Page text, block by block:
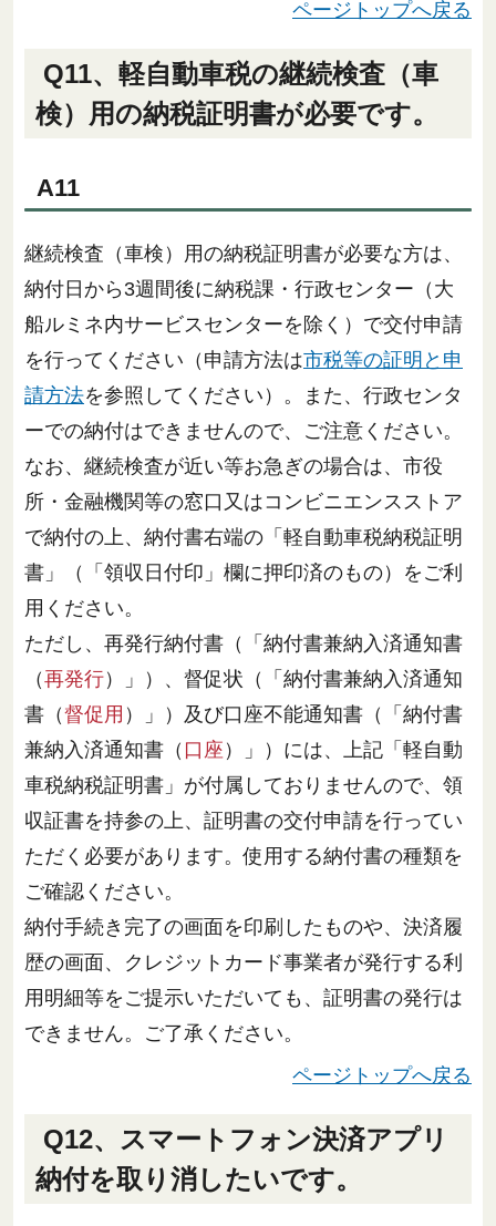
ページトップへ戻る
Q11、軽自動車税の継続検査（車
検）用の納税証明書が必要です。
A11
継続検査（車検）用の納税証明書が必要な方は、
納付日から3週間後に納税課・行政センター（大
船ルミネ内サービスセンターを除く）で交付申請
を行ってください（申請方法は市税等の証明と申
請方法を参照してください）。また、行政センタ
ーでの納付はできませんので、ご注意ください。
なお、継続検査が近い等お急ぎの場合は、市役
所・金融機関等の窓口又はコンビニエンスストア
で納付の上、納付書右端の「軽自動車税納税証明
書」（「領収日付印」欄に押印済のもの）をご利
用ください。
ただし、再発行納付書（「納付書兼納入済通知書
（再発行）」）、督促状（「納付書兼納入済通知
書（督促用 ）」）及び口座不能通知書（「納付書
兼納入済通知書（ 口座 ）」）には、上記「軽自動
車税納税証明書」が付属しておりませんので、領
収証書を持参の上、証明書の交付申請を行ってい
ただく必要があります。使用する納付書の種類を
ご確認ください。
納付手続き完了の画面を印刷したものや、決済履
歴の画面、クレジットカード事業者が発行する利
用明細等をご提示いただいても、証明書の発行は
できません。ご了承ください。
ページトップへ戻る
Q12、スマートフォン決済アプリ
納付を取り消したいです。